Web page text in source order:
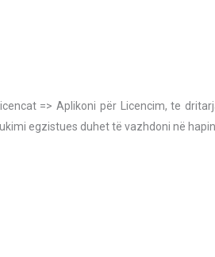
=> Aplikoni për Licencim, te
egzistues duhet të vazhdoni në